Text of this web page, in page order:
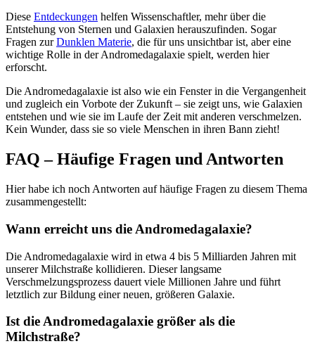
Diese Entdeckungen helfen Wissenschaftler, mehr über die
Entstehung von Sternen und Galaxien herauszufinden. Sogar
Fragen zurDunklen Materie, die für uns unsichtbar ist, aber eine
wichtige Rolle in der Andromedagalaxie spielt, werden hier
erforscht.
Die Andromedagalaxie ist also wie ein Fenster in die Vergangenheit
und zugleich ein Vorbote der Zukunft – sie zeigt uns, wie Galaxien
entstehen und wie sie im Laufe der Zeit mit anderen verschmelzen.
Kein Wunder, dass sie so viele Menschen in ihren Bann zieht!
FAQ – Häufige Fragen und Antworten
Hier habe ich noch Antworten auf häufige Fragen zu diesem Thema
zusammengestellt:
Wann erreicht uns die Andromedagalaxie?
Die Andromedagalaxie wird in etwa 4 bis 5 Milliarden Jahren mit
unserer Milchstraße kollidieren. Dieser langsame
Verschmelzungsprozess dauert viele Millionen Jahre und führt
letztlich zur Bildung einer neuen, größeren Galaxie.
Ist die Andromedagalaxie größer als die
Milchstraße?